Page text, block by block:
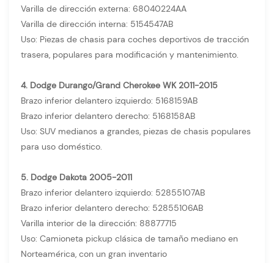
Varilla de dirección externa: 68040224AA
Varilla de dirección interna: 5154547AB
Uso: Piezas de chasis para coches deportivos de tracción
trasera, populares para modificación y mantenimiento.
4. Dodge Durango/Grand Cherokee WK 2011-2015
Brazo inferior delantero izquierdo: 5168159AB
Brazo inferior delantero derecho: 5168158AB
Uso: SUV medianos a grandes, piezas de chasis populares
para uso doméstico.
5. Dodge Dakota 2005-2011
Brazo inferior delantero izquierdo: 52855107AB
Brazo inferior delantero derecho: 52855106AB
Varilla interior de la dirección: 88877715
Uso: Camioneta pickup clásica de tamaño mediano en
Norteamérica, con un gran inventario